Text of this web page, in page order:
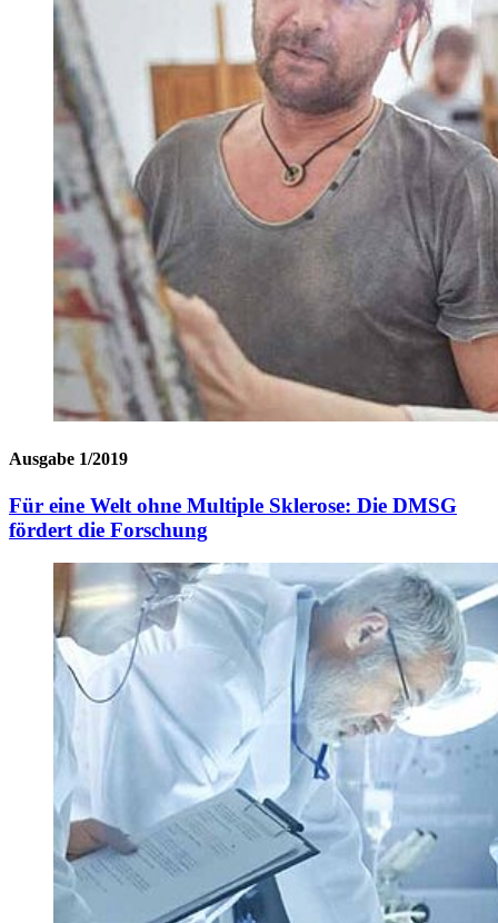
Ausgabe 1/2019
Für eine Welt ohne Multiple Sklerose: Die DMSG
fördert die Forschung